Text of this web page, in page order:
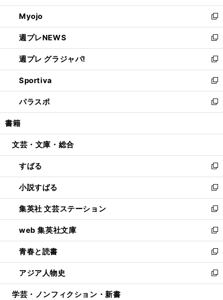
開
く
ウ
で
開
く
ン
ド
ウ
で
開
く
ウ
ィ
ン
ド
ウ
で
開
く
Myojo
新
し
い
ウ
ィ
ン
ド
ウ
で
開
週プレNEWS
新
し
い
ウ
ィ
ン
ド
ウ
開
週プレ グラジャパ!
新
し
い
ウ
ィ
ン
ウ
開
く
Sportiva
新
し
い
ウ
ン
ウ
で
開
く
パラスポ
新
し
ウ
ン
ド
ウ
で
開
く
書籍
文芸・文庫・総合
すばる
新
し
い
ウ
ィ
ン
ド
ウ
で
開
く
小説すばる
新
し
い
ウ
ィ
ン
ド
ウ
で
開
集英社 文芸ステーション
新
し
い
ウ
ィ
ン
ド
ウ
web 集英社文庫
新
し
い
ウ
ィ
ン
青春と読書
新
し
い
ウ
アジア人物史
新
し
学芸・ノンフィクション・新書